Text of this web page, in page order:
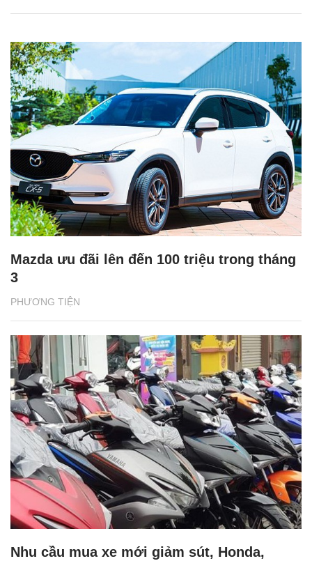
PHƯƠNG TIỆN
Mazda ưu đãi lên đến 100 triệu trong tháng
3
Nhu cầu mua xe mới giảm sút, Honda,